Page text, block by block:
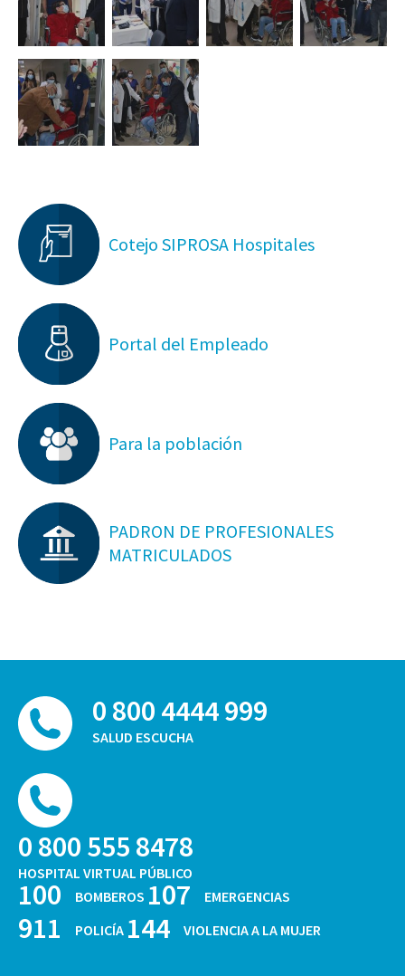
Cotejo SIPROSA Hospitales
Portal del Empleado
Para la población
PADRON DE PROFESIONALES
MATRICULADOS
0 800 4444 999
SALUD ESCUCHA
0 800 555 8478
HOSPITAL VIRTUAL PÚBLICO
100 BOMBEROS 107 EMERGENCIAS
911 POLICÍA 144 VIOLENCIA A LA MUJER